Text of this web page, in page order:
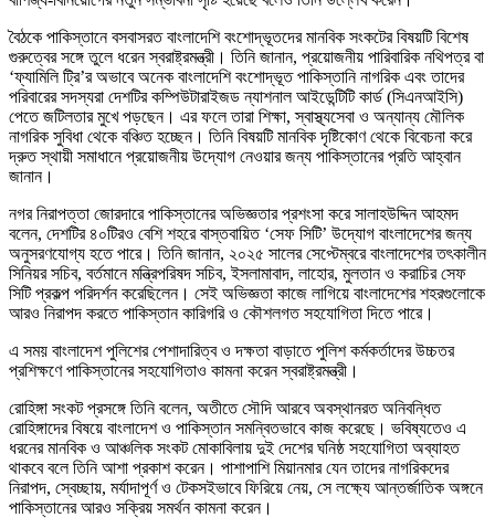
বৈঠকে পাকিস্তানে বসবাসরত বাংলাদেশি বংশোদ্ভূতদের মানবিক সংকটের বিষয়টি বিশেষ
গুরুত্বের সঙ্গে তুলে ধরেন স্বরাষ্ট্রমন্ত্রী। তিনি জানান, প্রয়োজনীয় পারিবারিক নথিপত্র বা
‘ফ্যামিলি ট্রি’র অভাবে অনেক বাংলাদেশি বংশোদ্ভূত পাকিস্তানি নাগরিক এবং তাদের
পরিবারের সদস্যরা দেশটির কম্পিউটারাইজড ন্যাশনাল আইডেন্টিটি কার্ড (সিএনআইসি)
পেতে জটিলতার মুখে পড়ছেন। এর ফলে তারা শিক্ষা, স্বাস্থ্যসেবা ও অন্যান্য মৌলিক
নাগরিক সুবিধা থেকে বঞ্চিত হচ্ছেন। তিনি বিষয়টি মানবিক দৃষ্টিকোণ থেকে বিবেচনা করে
দ্রুত স্থায়ী সমাধানে প্রয়োজনীয় উদ্যোগ নেওয়ার জন্য পাকিস্তানের প্রতি আহ্বান
জানান।
নগর নিরাপত্তা জোরদারে পাকিস্তানের অভিজ্ঞতার প্রশংসা করে সালাহউদ্দিন আহমদ
বলেন, দেশটির ৪০টিরও বেশি শহরে বাস্তবায়িত ‘সেফ সিটি’ উদ্যোগ বাংলাদেশের জন্য
অনুসরণযোগ্য হতে পারে। তিনি জানান, ২০২৫ সালের সেপ্টেম্বরে বাংলাদেশের তৎকালীন
সিনিয়র সচিব, বর্তমানে মন্ত্রিপরিষদ সচিব, ইসলামাবাদ, লাহোর, মুলতান ও করাচির সেফ
সিটি প্রকল্প পরিদর্শন করেছিলেন। সেই অভিজ্ঞতা কাজে লাগিয়ে বাংলাদেশের শহরগুলোকে
আরও নিরাপদ করতে পাকিস্তান কারিগরি ও কৌশলগত সহযোগিতা দিতে পারে।
এ সময় বাংলাদেশ পুলিশের পেশাদারিত্ব ও দক্ষতা বাড়াতে পুলিশ কর্মকর্তাদের উচ্চতর
প্রশিক্ষণে পাকিস্তানের সহযোগিতাও কামনা করেন স্বরাষ্ট্রমন্ত্রী।
রোহিঙ্গা সংকট প্রসঙ্গে তিনি বলেন, অতীতে সৌদি আরবে অবস্থানরত অনিবন্ধিত
রোহিঙ্গাদের বিষয়ে বাংলাদেশ ও পাকিস্তান সমন্বিতভাবে কাজ করেছে। ভবিষ্যতেও এ
ধরনের মানবিক ও আঞ্চলিক সংকট মোকাবিলায় দুই দেশের ঘনিষ্ঠ সহযোগিতা অব্যাহত
থাকবে বলে তিনি আশা প্রকাশ করেন। পাশাপাশি মিয়ানমার যেন তাদের নাগরিকদের
নিরাপদ, স্বেচ্ছায়, মর্যাদাপূর্ণ ও টেকসইভাবে ফিরিয়ে নেয়, সে লক্ষ্যে আন্তর্জাতিক অঙ্গনে
পাকিস্তানের আরও সক্রিয় সমর্থন কামনা করেন।